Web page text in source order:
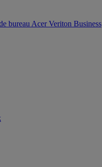
bureau Acer Veriton Business